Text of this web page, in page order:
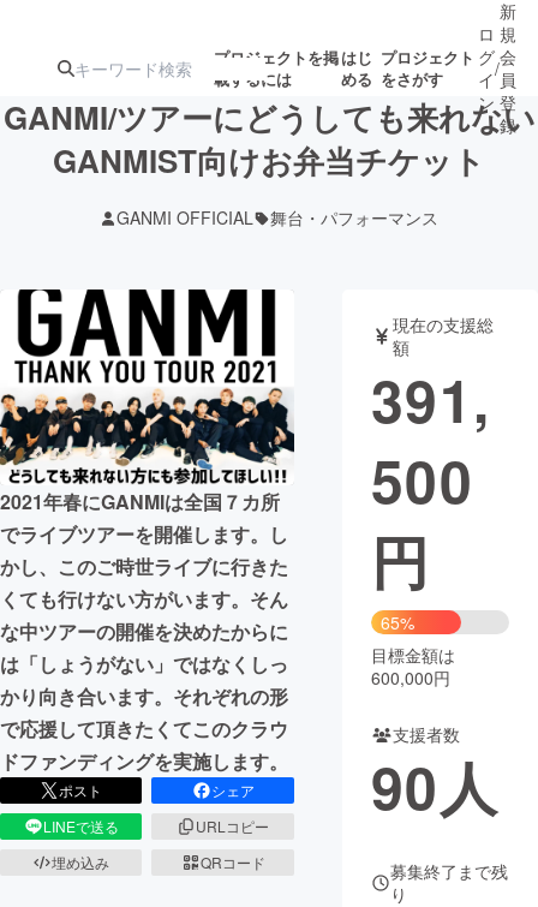
プロジェクトを掲
載するには
はじ
める
プロジェクト
をさがす
ターン
注目の新着プロ
ジェクト
募集終了が近いプ
ロジェクト
されます
アート・写真 音楽
テクノロジー・ガジェット ゲーム・サ
映像・映画
ビジネス・起業
まちづくり・地域活性化
CAMPFIRE for Social Good
CAMPFIRE Creation
CAMPFIREふるさと納税machi-ya コミュニティ
ロ
グ
イ
ン
/
新
規
会
員
登
録
GANMI/ツアーにどうしても来れない
GANMIST向けお弁当チケット
GANMI OFFICIAL 舞台・パフォーマンス
2021年春にGANMIは全国７カ所
でライブツアーを開催します。し
かし、このご時世ライブに行きた
くても行けない方がいます。そん
な中ツアーの開催を決めたからに
は「しょうがない」ではなくしっ
かり向き合います。それぞれの形
で応援して頂きたくてこのクラウ
ドファンディングを実施します。
ポスト
シェア
LINEで送る
URLコピー
埋め込み
QRコード
現在の支援総
額
391,
500
円
65%
目標金額は
600,000円
支援者数
90人
募集終了まで残
り